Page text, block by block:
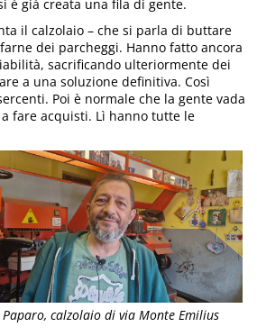
è già creata una fila di gente.
il calzolaio – che si parla di buttare
dei parcheggi. Hanno fatto ancora
sacrificando ulteriormente dei
a una soluzione definitiva. Così
Poi è normale che la gente vada
fare acquisti. Lì hanno tutte le
calzolaio di via Monte Emilius